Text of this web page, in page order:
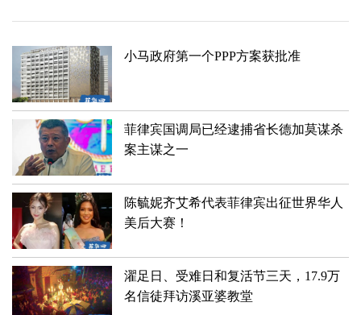
小马政府第一个PPP方案获批准
菲律宾国调局已经逮捕省长德加莫谋杀
案主谋之一
陈毓妮齐艾希代表菲律宾出征世界华人
美后大赛！
濯足日、受难日和复活节三天，17.9万
名信徒拜访溪亚婆教堂